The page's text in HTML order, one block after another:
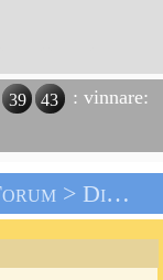
39 43
: vinnare:
> Dina Förslag !!!